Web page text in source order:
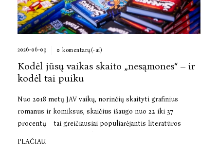
2026-06-09 0 komentarų(-ai)
Kodėl jūsų vaikas skaito „nesąmones“ – ir
kodėl tai puiku
Nuo 2018 metų JAV vaikų, norinčių skaityti grafinius
romanus ir komiksus, skaičius išaugo nuo 22 iki 37
procentų – tai greičiausiai populiarėjantis literatūros
PLAČIAU